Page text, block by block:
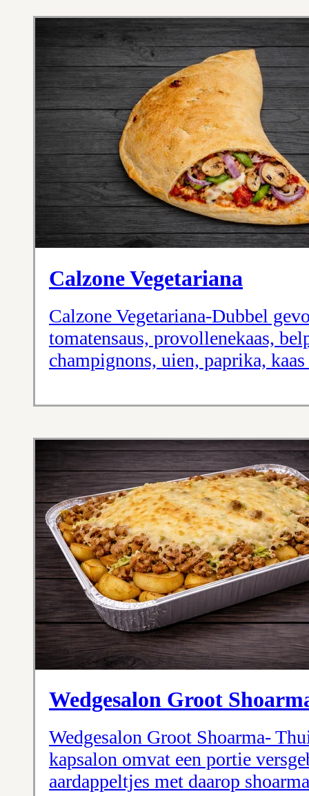
Calzone Vegetariana
Calzone Vegetariana-Dubbel
tomatensaus, provollenekaas,
champignons, uien, paprika, kaas
Wedgesalon Groot
Wedgesalon Groot Shoarma-
kapsalon omvat een portie
aardappeltjes met daarop